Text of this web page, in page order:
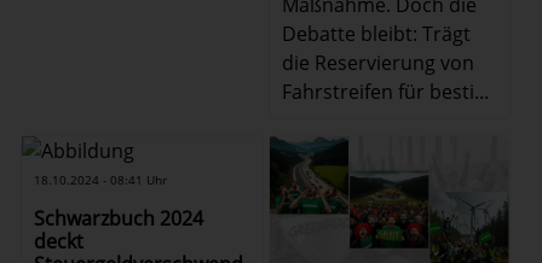
Maßnahme. Doch die
Debatte bleibt: Trägt
die Reservierung von
Fahrstreifen für besti...
18.10.2024 - 08:41 Uhr
Schwarzbuch 2024
deckt